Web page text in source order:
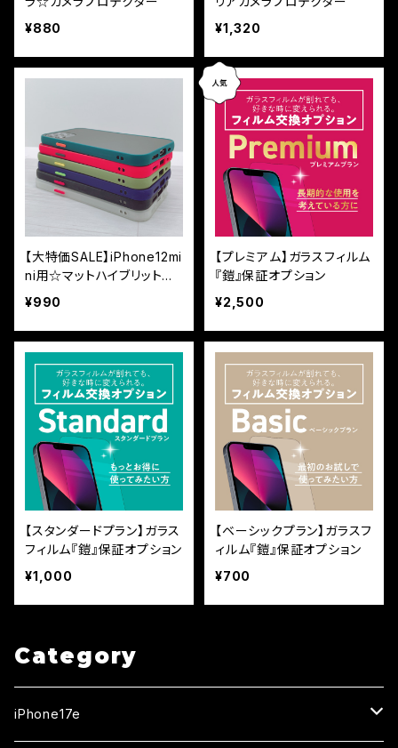
¥880
¥1,320
【大特価SALE】iPhone12mi
ni用☆マットハイブリットケ
ース
¥990
【プレミアム】ガラスフィルム
『鎧』保証オプション
¥2,500
【スタンダードプラン】ガラス
フィルム『鎧』保証オプション
¥1,000
【ベーシックプラン】ガラスフ
ィルム『鎧』保証オプション
¥700
Category
iPhone17e